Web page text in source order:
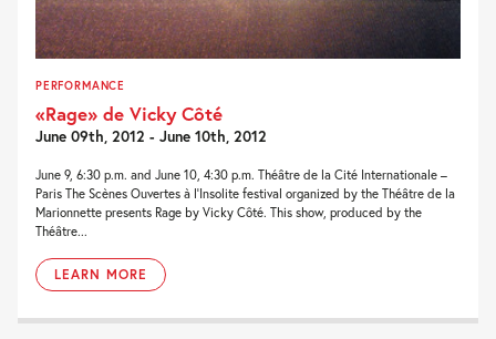
PERFORMANCE
«Rage» de Vicky Côté
June 09th, 2012 - June 10th, 2012
June 9, 6:30 p.m. and June 10, 4:30 p.m. Théâtre de la Cité Internationale –
Paris The Scènes Ouvertes à l’Insolite festival organized by the Théâtre de la
Marionnette presents Rage by Vicky Côté. This show, produced by the
Théâtre...
LEARN MORE